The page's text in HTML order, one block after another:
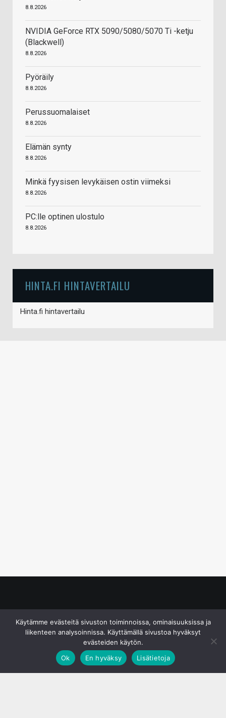
8.8.2026
NVIDIA GeForce RTX 5090/5080/5070 Ti -ketju
(Blackwell)
8.8.2026
Pyöräily
8.8.2026
Perussuomalaiset
8.8.2026
Elämän synty
8.8.2026
Minkä fyysisen levykäisen ostin viimeksi
8.8.2026
PC:lle optinen ulostulo
8.8.2026
HINTA.FI HINTAVERTAILU
Hinta.fi hintavertailu
Käytämme evästeitä sivuston toiminnoissa, ominaisuuksissa ja
liikenteen analysoinnissa. Käyttämällä sivustoa hyväksyt
evästeiden käytön.
Ok
En hyväksy Lisätietoja